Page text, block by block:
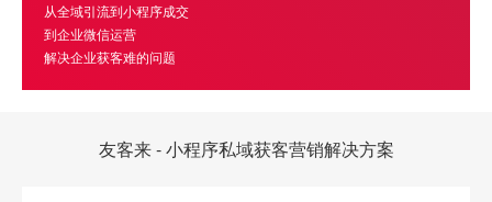
从全域引流到小程序成交
到企业微信运营
解决企业获客难的问题
友客来 - 小程序私域获客营销解决方案